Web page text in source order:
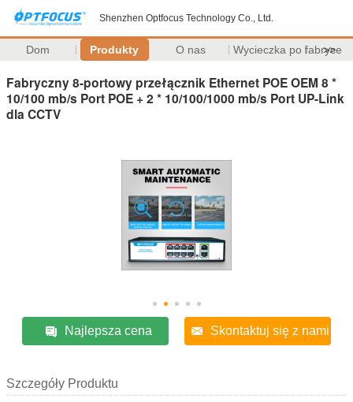
Shenzhen Optfocus Technology Co., Ltd.
Dom Produkty O nas Wycieczka po fabryce
>>
Fabryczny 8-portowy przełącznik Ethernet POE OEM 8 *
10/100 mb/s Port POE + 2 * 10/100/1000 mb/s Port UP-Link
dla CCTV
Najlepsza cena Skontaktuj się z nami
Szczegóły Produktu